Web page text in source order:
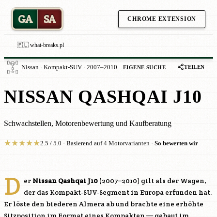
GA SA CHROME EXTENSION
🇵🇱 what-breaks.pl
Nissan · Kompakt-SUV · 2007–2010 EIGENE SUCHE TEILEN
NISSAN QASHQAI J10
Schwachstellen, Motorenbewertung und Kaufberatung
★★★★★2.5 / 5.0 · Basierend auf 4 Motorvarianten · So bewerten wir
D er Nissan Qashqai J10 (2007–2010) gilt als der Wagen,
der das Kompakt-SUV-Segment in Europa erfunden hat.
Er löste den biederen Almera ab und brachte eine erhöhte